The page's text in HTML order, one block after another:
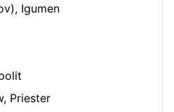
Igumen
Priester